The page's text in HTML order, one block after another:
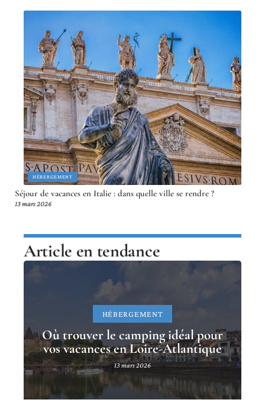
HÉBERGEMENT
Séjour de vacances en Italie : dans quelle ville se rendre ?
13 mars 2026
Article en tendance
HÉBERGEMENT
Où trouver le camping idéal pour
vos vacances en Loire-Atlantique
13 mars 2026